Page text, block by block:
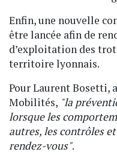
Enfin, une nouvelle
être lancée afin de
d’exploitation des
territoire lyonnais.
Pour Laurent Bosetti,
Mobilités, "la
lorsque les
autres, les contrôles
rendez-vous".